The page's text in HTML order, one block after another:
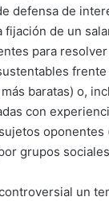
defensa de
fijación de un
para
frente
baratas) o,
con
oponentes
grupos
un